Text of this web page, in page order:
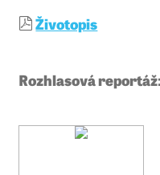
Životopis
Rozhlasová